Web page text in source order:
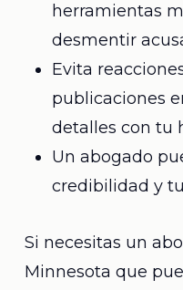
herramientas
desmentir
Evita
publicaciones
detalles con tu
Un abogado
credibilidad y
Si necesitas un
Minnesota que